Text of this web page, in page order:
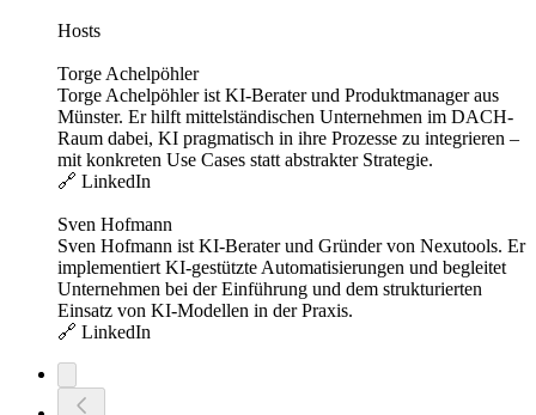
Hosts
Torge Achelpöhler
Torge Achelpöhler ist KI-Berater und Produktmanager aus
Münster. Er hilft mittelständischen Unternehmen im DACH-
Raum dabei, KI pragmatisch in ihre Prozesse zu integrieren –
mit konkreten Use Cases statt abstrakter Strategie.
🔗 LinkedIn
Sven Hofmann
Sven Hofmann ist KI-Berater und Gründer von Nexutools. Er
implementiert KI-gestützte Automatisierungen und begleitet
Unternehmen bei der Einführung und dem strukturierten
Einsatz von KI-Modellen in der Praxis.
🔗 LinkedIn